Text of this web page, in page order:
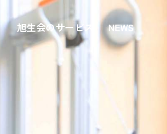
旭生会のサービス NEWS